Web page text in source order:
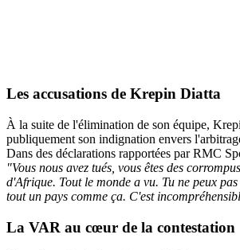
Les accusations de Krepin Diatta
À la suite de l'élimination de son équipe,
publiquement son indignation envers
Dans des déclarations rapportées par RMC
"Vous nous avez tués, vous êtes des
d'Afrique. Tout le monde a vu. Tu ne peux
tout un pays comme ça. C'est
La VAR au cœur de la contestation